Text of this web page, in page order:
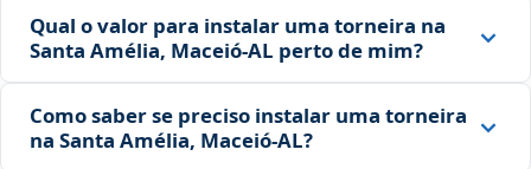
Qual o valor para instalar uma torneira na
Santa Amélia, Maceió‑AL perto de mim?
Como saber se preciso instalar uma torneira
na Santa Amélia, Maceió‑AL?